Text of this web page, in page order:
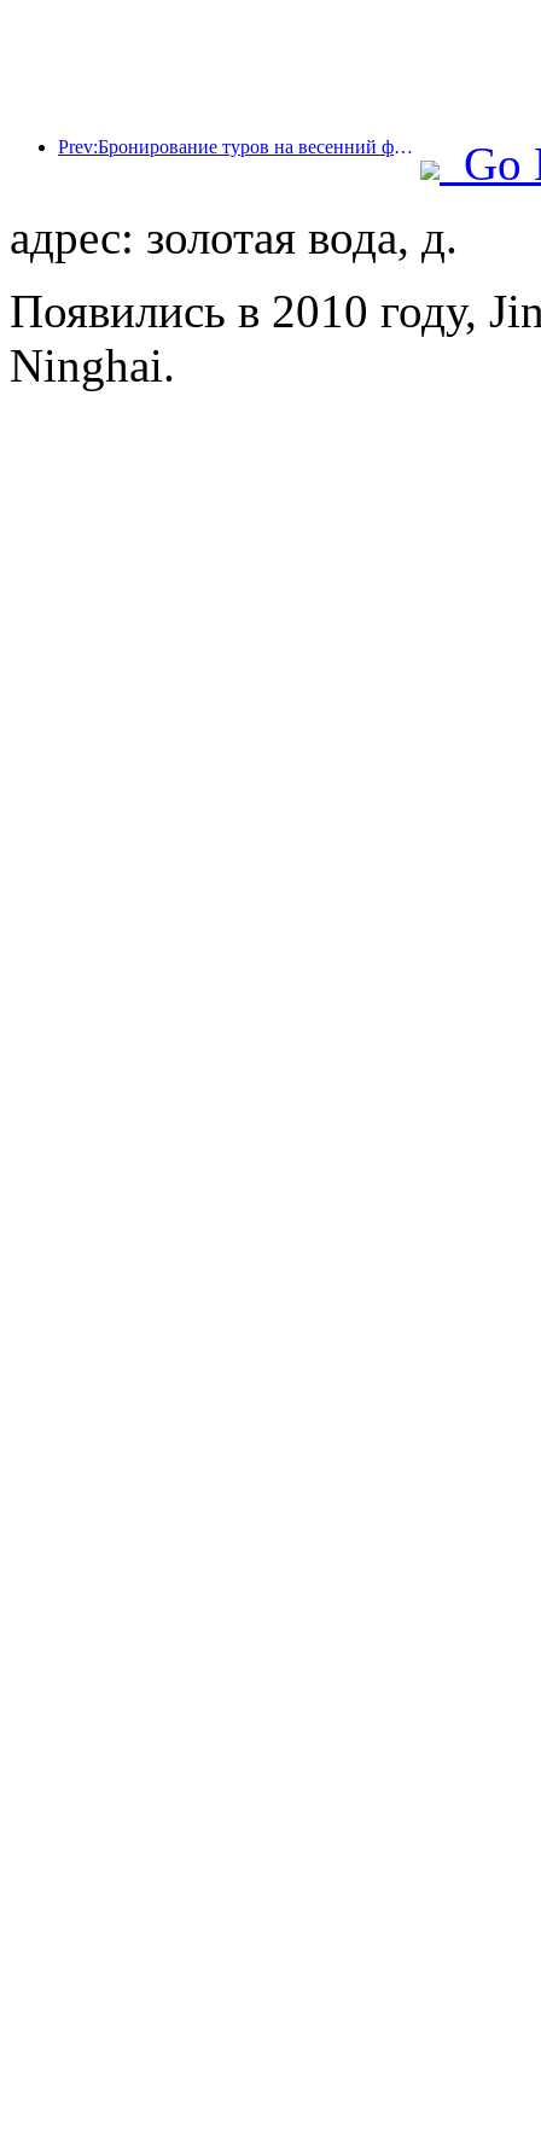
Prev:Бронирование туров на весенний фестиваль стремительно растет! 2,3 миллиона гостиничных компаний могут иметь хороший старт
Go
адрес: золотая вода, д.
Появились в 2010 году,
Ninghai.